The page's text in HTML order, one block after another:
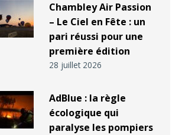
Chambley Air Passion
– Le Ciel en Fête : un
pari réussi pour une
première édition
28 juillet 2026
AdBlue : la règle
écologique qui
paralyse les pompiers